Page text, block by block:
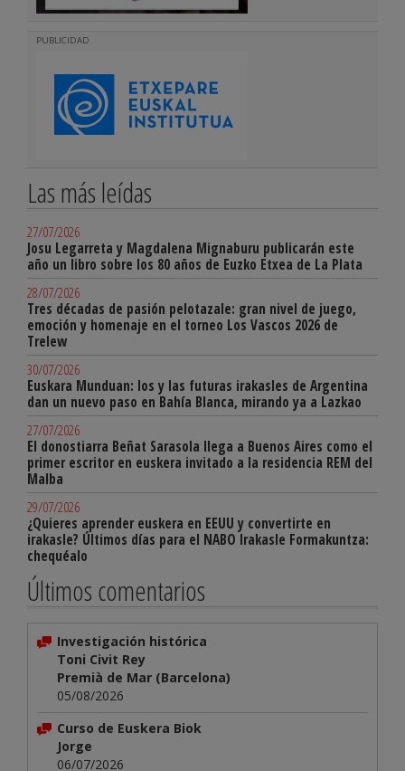
PUBLICIDAD
Las más leídas
27/07/2026
Josu Legarreta y Magdalena Mignaburu publicarán este
año un libro sobre los 80 años de Euzko Etxea de La Plata
28/07/2026
Tres décadas de pasión pelotazale: gran nivel de juego,
emoción y homenaje en el torneo Los Vascos 2026 de
Trelew
30/07/2026
Euskara Munduan: los y las futuras irakasles de Argentina
dan un nuevo paso en Bahía Blanca, mirando ya a Lazkao
27/07/2026
El donostiarra Beñat Sarasola llega a Buenos Aires como el
primer escritor en euskera invitado a la residencia REM del
Malba
29/07/2026
¿Quieres aprender euskera en EEUU y convertirte en
irakasle? Últimos días para el NABO Irakasle Formakuntza:
chequéalo
Últimos comentarios
Investigación histórica
Toni Civit Rey
Premià de Mar (Barcelona)
05/08/2026
Curso de Euskera Biok
Jorge
06/07/2026